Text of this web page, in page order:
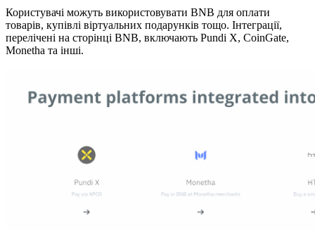
Користувачі можуть використовувати BNB для оплати
товарів, купівлі віртуальних подарунків тощо. Інтеграції,
перелічені на сторінці BNB, включають Pundi X, CoinGate,
Monetha та інші.